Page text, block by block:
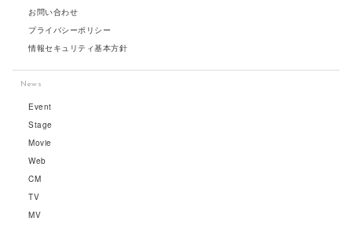
お問い合わせ
プライバシーポリシー
情報セキュリティ基本方針
News
Event
Stage
Movie
Web
CM
TV
MV